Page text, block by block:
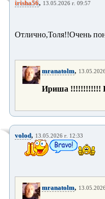
irisha56, 13.05.2026 г. 09:57
Отлично,Толя!!Очень
mranatolm,
Ириша !!!!!!!!!!!!
volod, 13.05.2026 г. 12:33
mranatolm,